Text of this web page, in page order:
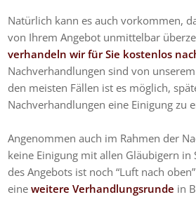
Natürlich kann es auch vorkommen,
von Ihrem Angebot unmittelbar
verhandeln wir für Sie kostenlos
Nachverhandlungen sind von
den meisten Fällen ist es möglich,
Nachverhandlungen eine Einigung zu
Angenommen auch im Rahmen der
keine Einigung mit allen Gläubigern in
des Angebots ist noch “Luft nach
eineweitere Verhandlungsrunde in